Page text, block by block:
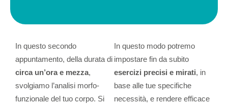
In questo secondo
appuntamento, della durata di
circa un’ora e mezza,
svolgiamo l’analisi morfo-
funzionale del tuo corpo. Si
In questo modo potremo
impostare fin da subito
esercizi precisi e mirati, in
base alle tue specifiche
necessità, e rendere efficace